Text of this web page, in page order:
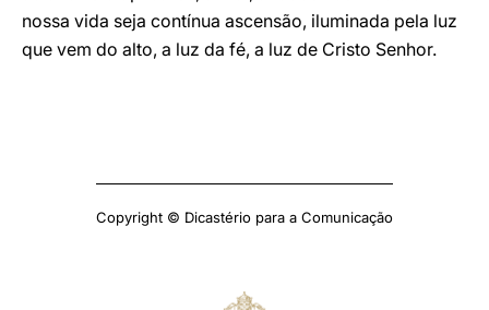
nossa vida seja contínua ascensão, iluminada pela luz
que vem do alto, a luz da fé, a luz de Cristo Senhor.
Copyright © Dicastério para a Comunicação